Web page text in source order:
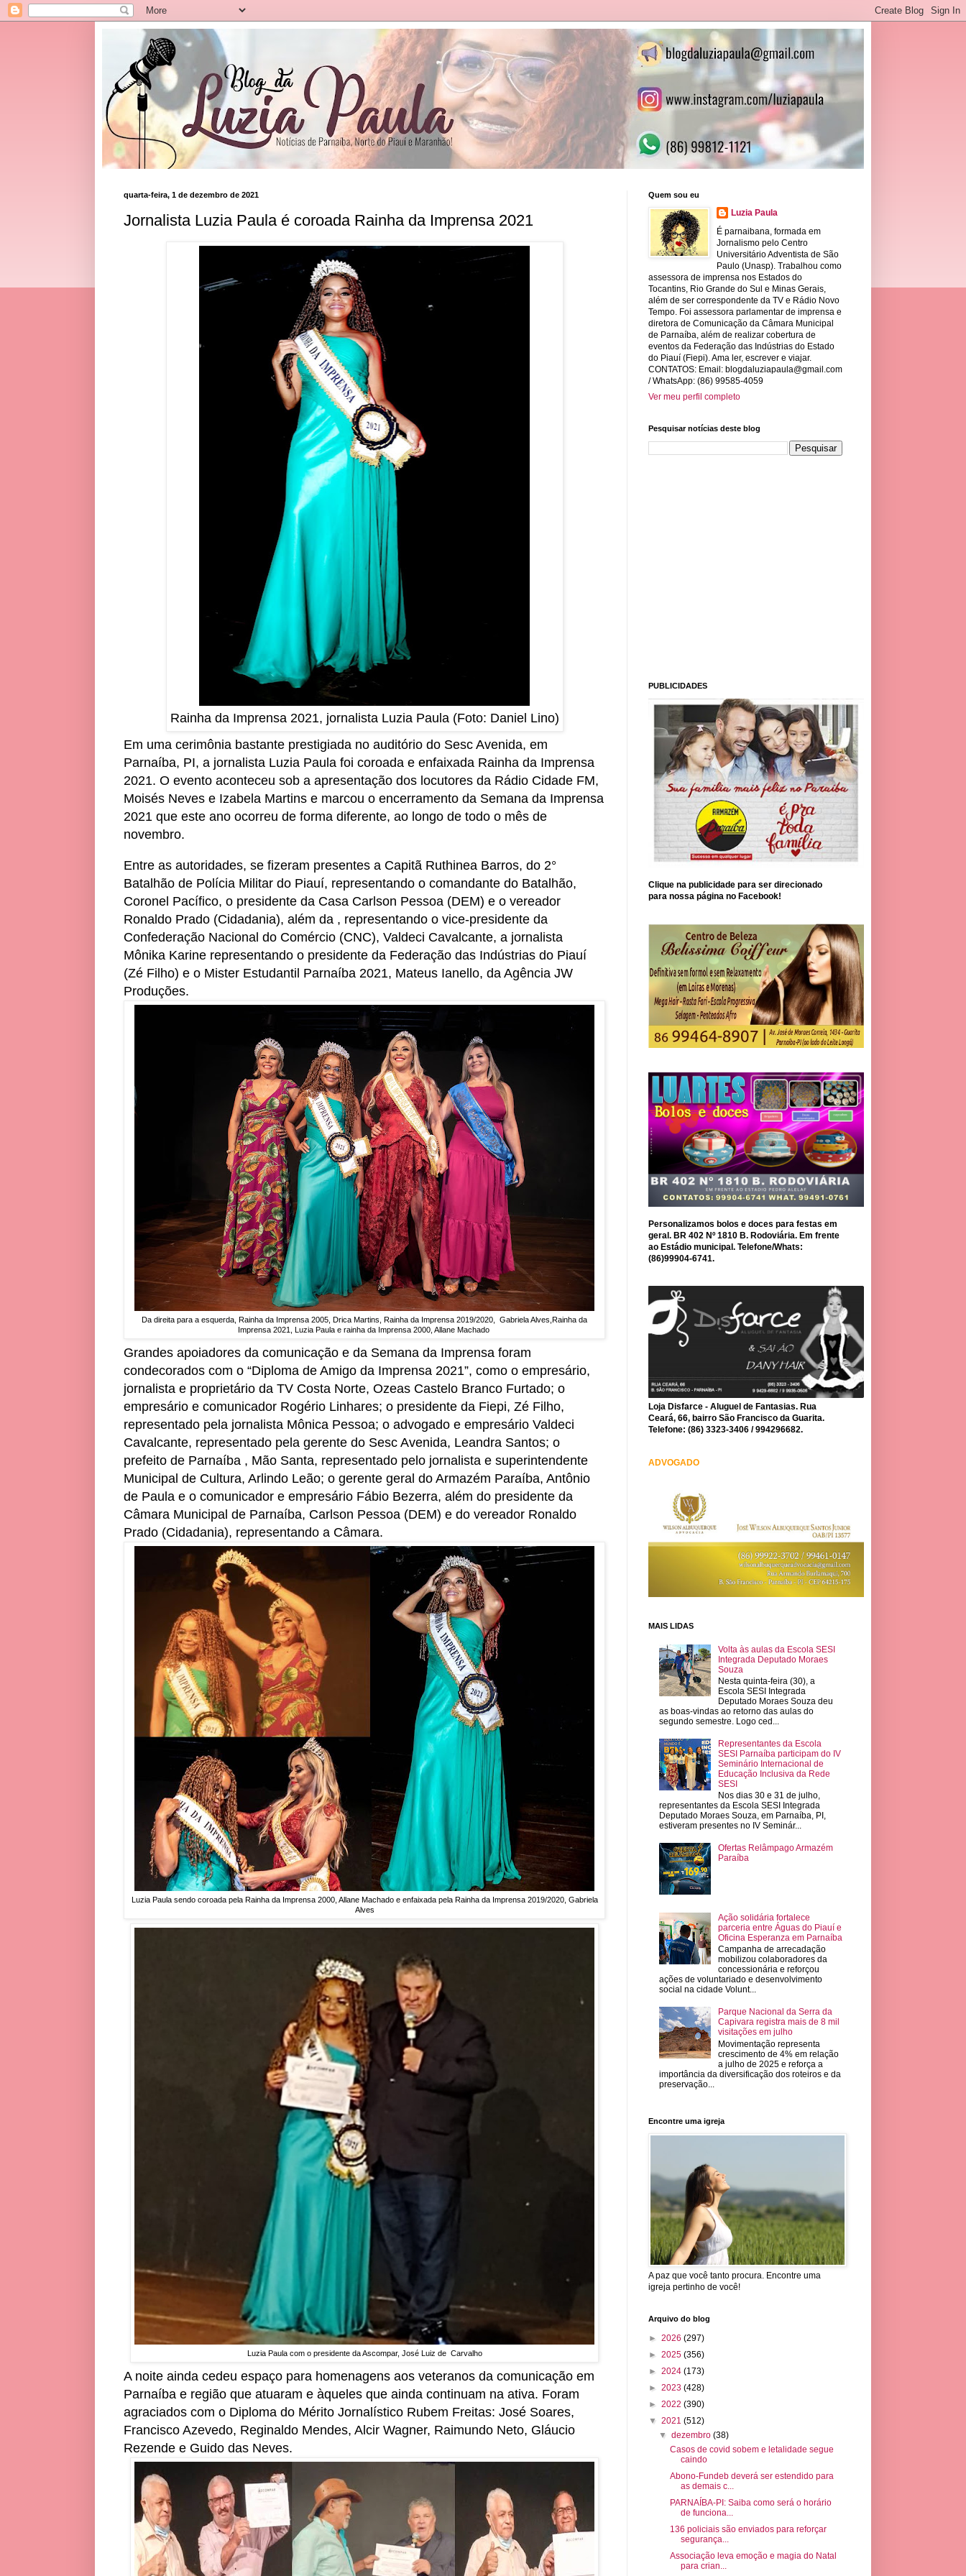
quarta-feira, 1 de dezembro de 2021
Jornalista Luzia Paula é coroada Rainha da Imprensa 2021
Rainha da Imprensa 2021, jornalista Luzia Paula (Foto: Daniel Lino)
Em uma cerimônia bastante prestigiada no auditório do Sesc Avenida, em
Parnaíba, PI, a jornalista Luzia Paula foi coroada e enfaixada Rainha da Imprensa
2021. O evento aconteceu sob a apresentação dos locutores da Rádio Cidade FM,
Moisés Neves e Izabela Martins e marcou o encerramento da Semana da Imprensa
2021 que este ano ocorreu de forma diferente, ao longo de todo o mês de
novembro.
Entre as autoridades, se fizeram presentes a Capitã Ruthinea Barros, do 2°
Batalhão de Polícia Militar do Piauí, representando o comandante do Batalhão,
Coronel Pacífico, o presidente da Casa Carlson Pessoa (DEM) e o vereador
Ronaldo Prado (Cidadania), além da , representando o vice-presidente da
Confederação Nacional do Comércio (CNC), Valdeci Cavalcante, a jornalista
Mônika Karine representando o presidente da Federação das Indústrias do Piauí
(Zé Filho) e o Mister Estudantil Parnaíba 2021, Mateus Ianello, da Agência JW
Produções.
Da direita para a esquerda, Rainha da Imprensa 2005, Drica Martins, Rainha da Imprensa 2019/2020, Gabriela Alves,Rainha da
Imprensa 2021, Luzia Paula e rainha da Imprensa 2000, Allane Machado
Grandes apoiadores da comunicação e da Semana da Imprensa foram
condecorados com o “Diploma de Amigo da Imprensa 2021”, como o empresário,
jornalista e proprietário da TV Costa Norte, Ozeas Castelo Branco Furtado; o
empresário e comunicador Rogério Linhares; o presidente da Fiepi, Zé Filho,
representado pela jornalista Mônica Pessoa; o advogado e empresário Valdeci
Cavalcante, representado pela gerente do Sesc Avenida, Leandra Santos; o
prefeito de Parnaíba , Mão Santa, representado pelo jornalista e superintendente
Municipal de Cultura, Arlindo Leão; o gerente geral do Armazém Paraíba, Antônio
de Paula e o comunicador e empresário Fábio Bezerra, além do presidente da
Câmara Municipal de Parnaíba, Carlson Pessoa (DEM) e do vereador Ronaldo
Prado (Cidadania), representando a Câmara.
Luzia Paula sendo coroada pela Rainha da Imprensa 2000, Allane Machado e enfaixada pela Rainha da Imprensa 2019/2020, Gabriela
Alves
Luzia Paula com o presidente da Ascompar, José Luiz de Carvalho
A noite ainda cedeu espaço para homenagens aos veteranos da comunicação em
Parnaíba e região que atuaram e àqueles que ainda continuam na ativa. Foram
agraciados com o Diploma do Mérito Jornalístico Rubem Freitas: José Soares,
Francisco Azevedo, Reginaldo Mendes, Alcir Wagner, Raimundo Neto, Gláucio
Rezende e Guido das Neves.
Quem sou eu
Luzia Paula
É parnaibana, formada em
Jornalismo pelo Centro
Universitário Adventista de São
Paulo (Unasp). Trabalhou como
assessora de imprensa nos Estados do
Tocantins, Rio Grande do Sul e Minas Gerais,
além de ser correspondente da TV e Rádio Novo
Tempo. Foi assessora parlamentar de imprensa e
diretora de Comunicação da Câmara Municipal
de Parnaíba, além de realizar cobertura de
eventos da Federação das Indústrias do Estado
do Piauí (Fiepi). Ama ler, escrever e viajar.
CONTATOS: Email: blogdaluziapaula@gmail.com
/ WhatsApp: (86) 99585-4059
Ver meu perfil completo
Pesquisar notícias deste blog
PUBLICIDADES
Clique na publicidade para ser direcionado
para nossa página no Facebook!
Personalizamos bolos e doces para festas em
geral. BR 402 Nº 1810 B. Rodoviária. Em frente
ao Estádio municipal. Telefone/Whats:
(86)99904-6741.
Loja Disfarce - Aluguel de Fantasias. Rua
Ceará, 66, bairro São Francisco da Guarita.
Telefone: (86) 3323-3406 / 994296682.
ADVOGADO
MAIS LIDAS
Volta às aulas da Escola SESI
Integrada Deputado Moraes
Souza
Nesta quinta-feira (30), a
Escola SESI Integrada
Deputado Moraes Souza deu
as boas-vindas ao retorno das aulas do
segundo semestre. Logo ced...
Representantes da Escola
SESI Parnaíba participam do IV
Seminário Internacional de
Educação Inclusiva da Rede
SESI
Nos dias 30 e 31 de julho,
representantes da Escola SESI Integrada
Deputado Moraes Souza, em Parnaíba, PI,
estiveram presentes no IV Seminár...
Ofertas Relâmpago Armazém
Paraíba
Ação solidária fortalece
parceria entre Águas do Piauí e
Oficina Esperanza em Parnaíba
Campanha de arrecadação
mobilizou colaboradores da
concessionária e reforçou
ações de voluntariado e desenvolvimento
social na cidade Volunt...
Parque Nacional da Serra da
Capivara registra mais de 8 mil
visitações em julho
Movimentação representa
crescimento de 4% em relação
a julho de 2025 e reforça a
importância da diversificação dos roteiros e da
preservação...
Encontre uma igreja
A paz que você tanto procura. Encontre uma
igreja pertinho de você!
Arquivo do blog
► 2026 (297)
► 2025 (356)
► 2024 (173)
► 2023 (428)
► 2022 (390)
▼ 2021 (512)
▼dezembro(38)
Casos de covid sobem e letalidade segue
caindo
Abono-Fundeb deverá ser estendido para
as demais c...
PARNAÍBA-PI: Saiba como será o horário
de funciona...
136 policiais são enviados para reforçar
segurança...
Associação leva emoção e magia do Natal
para crian...